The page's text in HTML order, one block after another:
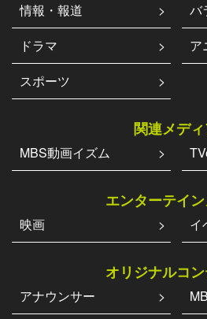
情報・報道
バ
ドラマ
ア
スポーツ
関連メデ
MBS動画イズム
エンターテイ
映画 イ
オリジナルコ
アナウンサー